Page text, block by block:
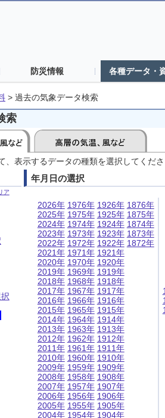
防災情報 各種データ・
> 過去の気象データ検索
索
、表示するデータの種類を選択してくだ
ア
年月日の選択
2026年
2025年
2024年
2023年
2022年
2021年
2020年
2019年
2018年
2017年
2016年
2015年
2014年
2013年
2012年
2011年
2010年
2009年
2008年
2007年
2006年
2005年
2004年
1976年
1975年
1974年
1973年
1972年
1971年
1970年
1969年
1968年
1967年
1966年
1965年
1964年
1963年
1962年
1961年
1960年
1959年
1958年
1957年
1956年
1955年
1954年
1926年
1925年
1924年
1923年
1922年
1921年
1920年
1919年
1918年
1917年
1916年
1915年
1914年
1913年
1912年
1911年
1910年
1909年
1908年
1907年
1906年
1905年
1904年
1876年
1875年
1874年
1873年
1872年